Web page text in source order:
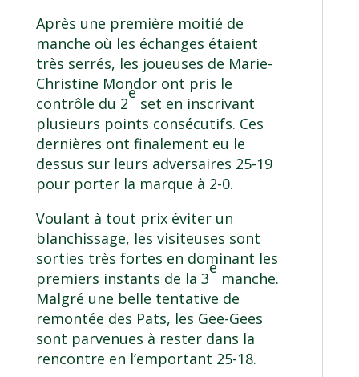
Après une première moitié de
manche où les échanges étaient
très serrés, les joueuses de Marie-
Christine Mondor ont pris le
contrôle du 2
e
set en inscrivant
plusieurs points consécutifs. Ces
dernières ont finalement eu le
dessus sur leurs adversaires 25-19
pour porter la marque à 2-0.
Voulant à tout prix éviter un
blanchissage, les visiteuses sont
sorties très fortes en dominant les
premiers instants de la 3
e
manche.
Malgré une belle tentative de
remontée des Pats, les Gee-Gees
sont parvenues à rester dans la
rencontre en l’emportant 25-18.